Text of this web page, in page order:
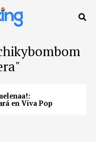
en Viva Pop